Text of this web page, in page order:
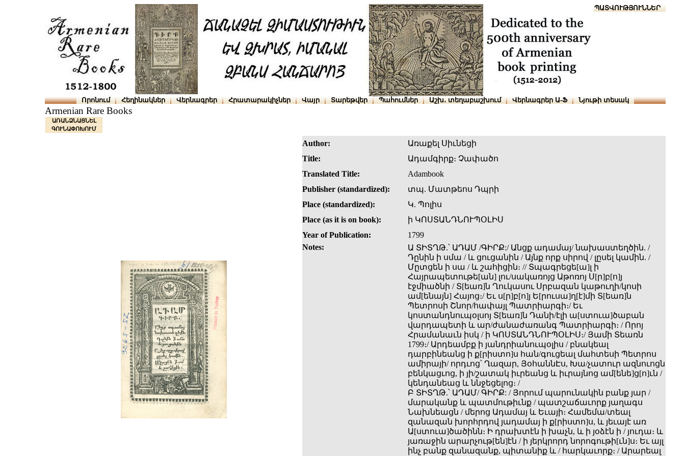
ՆԱԽԱՊԱՏՎՈՒԹՅՈՒՆՆԵՐ
Որոնում Հեղինակներ Վերնագրեր Հրատարակիչներ Վայր Տարեթվեր Պահումներ Աշխ․ տեղաբաշխում Վերնագրեր Ա-Ֆ Նյութի տեսակ
Armenian Rare Books
ԱՌԱՆՁՆԱՑՆԵԼ
ԳՈՒՆԱՓՈԽՈՒՄ
Author:
Առաքել Սիւնեցի
Title:
Ադամգիրք։ Չափածո
Translated Title:
Adambook
Publisher (standardized):
տպ. Մատթեոս Դպրի
Place (standardized):
Կ. Պոլիս
Place (as it is on book):
ի ԿՈՍՏԱՆԴՆՈՒՊՕԼԻՍ
Year of Publication:
1799
Notes:
Ա ՏԻՏՂԹ.՝ ԱԴԱՄ /ԳԻՐՔ:/ Անցք ադամայ/ նախաստեղծին. /
Դընին ի սմա / և ցուցանին / Այնք որք սիրով / լըսել կամին. /
Մըտցեն ի սա / և շահիցին։ // Տպագրեցե[ա]լ ի
Հայրապետութե[ան] լու/սակառոյց Աթոռոյ Ս[ր]բ[ո]յ
էջմիածնի / Տ[եառ]ն Ղուկասու Սրբազան կաթուղի/կոսի
ամ[ենայն] Հայոց։/ Եւ ս[ր]բ[ո]յ Ե[րուսա]ղ[է]մի Տ[եառ]ն
Պետրոսի Շնոր­/հափայլ Պատրիարգի։/ Եւ
կոստանդնուպօլսոյ Տ[եառ]ն Դանի/էլի ա[ստուա]ծաբան
վարդապետի և ար/ժանաժառանգ Պատրիարգի։ / Որոյ
Հրամանաւն իսկ / ի ԿՈՍՏԱՆԴՆՈՒՊՕԼԻՍ։/ Յամի Տեառն
1799։/ Արդեամբք ի յանդրիանուպօլիս / բնակեալ
դարբինեանց ի ք[րիստո]ս հան/գուցեալ մահտեսի Պետրոս
ամիրայի/ որդւոց՝ Ղազար, ՅօհաննԷս, Խա/չատուր ազնուոցն
բենկացւոց, ի յի/շատակ իւրեանց և իւրայնոց ամ[ենե]ց[ո]ւն /
կենդանեաց և ննջեցելոց։ /
Բ ՏԻՏՂԹ.՝ ԱԴԱՄ/ ԳԻՐՔ: / Յորում պարունակին բանք յար /
մարականք և պատմութիւնք / պատշաճաւորք յաղագս
Նախնեացն / մերոց Ադամայ և Եւայի։ Համեմա/տեալ
զանազան խորհրդով յադամայ ի ք[րիստո]ս, և յեւայէ առ
Ա[ստուա]ծածինն։ Ի դրախտէն ի խաչն, և ի յօձէն ի / յուդա։ և
յառաջին արարչութ[են]էն / ի յերկրորդ նորոգութի[ւն]ս։ Եւ այլ
ինչ բանք զանազանք, պիտանիք և / հարկաւորք։ / Արարեալ